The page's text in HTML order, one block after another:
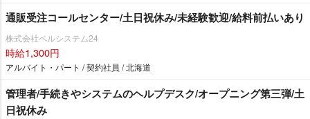
通販受注コールセンター/土日祝休み/未経験歓迎/給料前払いあり
株式会社ベルシステム24
時給1,300円
アルバイト・パート / 契約社員 / 北海道
管理者/手続きやシステムのヘルプデスク/オープニング第三弾/土
日祝休み